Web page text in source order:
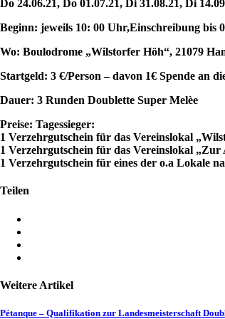
Do 24.06.21, Do 01.07.21, Di 31.08.21, Di
Beginn: jeweils 10: 00 Uhr,Einschreibung bis
Wo: Boulodrome „Wilstorfer Höh“, 21079
Startgeld: 3 €/Person – davon 1€ Spende an
Dauer: 3 Runden Doublette Super Melèe
Preise: Tagessieger:
1 Verzehrgutschein für das Vereinslokal
1 Verzehrgutschein für das Vereinslokal „Zur
1 Verzehrgutschein für eines der o.a Lokale
Teilen
Weitere Artikel
Pétanque – Qualifikation zur Landesmeisterschaft